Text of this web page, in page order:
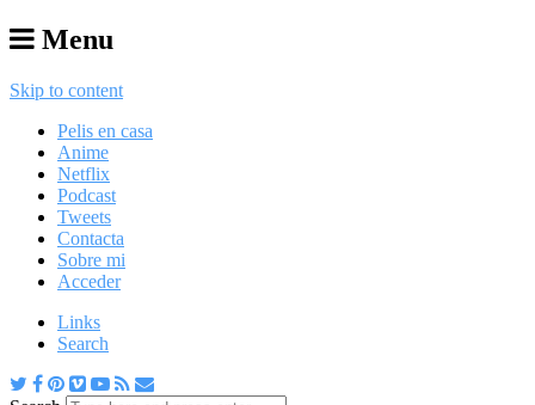
Menu
Skip to content
Pelis en casa
Anime
Netflix
Podcast
Tweets
Contacta
Sobre mi
Acceder
Links
Search